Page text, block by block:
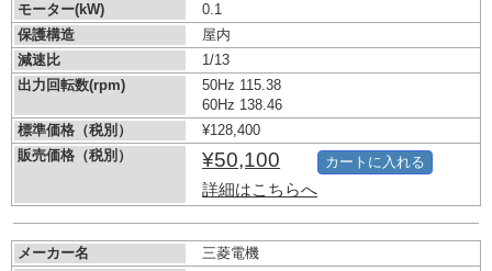
モーター(kW)
0.1
保護構造
屋内
減速比
1/13
出力回転数(rpm)
50Hz 115.38
60Hz 138.46
標準価格（税別）
¥128,400
販売価格（税別）
¥50,100
詳細はこちらへ
カートに入れる
メーカー名
三菱電機